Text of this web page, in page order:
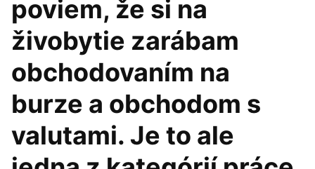
poviem, že si na
živobytie zarábam
obchodovaním na
burze a obchodom s
valutami. Je to ale